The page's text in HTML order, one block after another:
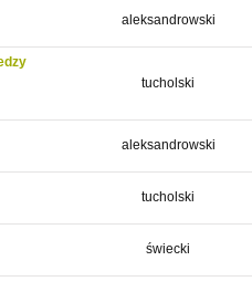
aleksandrowski
tucholski
aleksandrowski
tucholski
świecki